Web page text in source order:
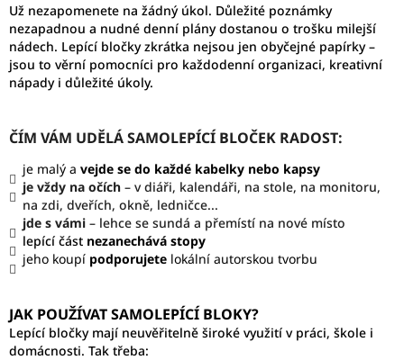
Už nezapomenete na žádný úkol. Důležité poznámky
nezapadnou a nudné denní plány dostanou o trošku milejší
nádech. Lepící bločky zkrátka nejsou jen obyčejné papírky –
jsou to věrní pomocníci pro každodenní organizaci, kreativní
nápady i důležité úkoly.
ČÍM VÁM UDĚLÁ SAMOLEPÍCÍ BLOČEK RADOST:
je malý a vejde se do každé kabelky nebo kapsy
je vždy na očích – v diáři, kalendáři, na stole, na monitoru,
na zdi, dveřích, okně, ledničce...
jde s vámi – lehce se sundá a přemístí na nové místo
lepící část nezanechává stopy
jeho koupí podporujete lokální autorskou tvorbu
JAK POUŽÍVAT SAMOLEPÍCÍ BLOKY?
Lepící bločky mají neuvěřitelně široké využití v práci, škole i
domácnosti. Tak třeba: